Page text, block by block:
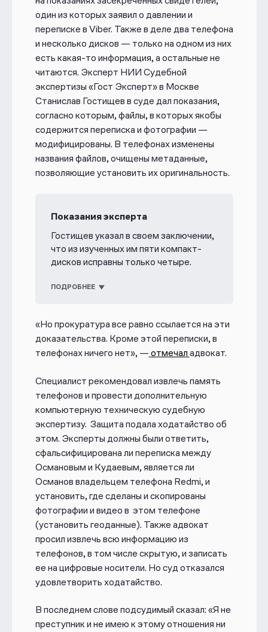
один из которых заявил о давлении и
переписке в Viber. Также в деле два телефона
и несколько дисков — только на одном из них
есть какая-то информация, а остальные не
читаются. Эксперт НИИ Судебной
экспертизы «Гост Эксперт»в Москве
Станислав Гостищев в суде дал показания,
согласно которым, файлы, в которых якобы
содержится переписка и фотографии —
модифицированы. В телефонах изменены
названия файлов, очищены метаданные,
позволяющие установить их оригинальность.
Показания эксперта
Гостищев указал в своем заключении,
что из изученных им пяти компакт-
дисков исправны только четыре.
нельзя использовать — у файлов
отсутствуют контрольные суммы
MD5, позволяющие установить их
подлинность; отсутствует протокол
фотофиксацией алгоритма изъятия
содержимого телефона; невозможно
установить даты диалогов в Viber без
полного извлечения «дампа памяти»
телефона. Специалист
рекомендовал извлечь память
телефонов и расшифровать в
экспертной организации с
использованием программно–
аппаратного комплекса РС3000
Mobil, но этого не сделали.
ПОДРОБНЕЕ
«Но прокуратура все равно ссылается на эти
доказательства. Кроме этой переписки, в
телефонах ничего нет», — отмечал адвокат.
Специалист рекомендовал извлечь память
телефонов и провести дополнительную
компьютерную техническую судебную
экспертизу. Защита подала ходатайство об
этом. Эксперты должны были ответить,
сфальсифицирована ли переписка между
Османовым и Кудаевым, является ли
Османов владельцем телефона Redmi, и
установить, где сделаны и скопированы
фотографии и видео в этом телефоне
(установить геоданные). Также адвокат
просил извлечь всю информацию из
телефонов, в том числе скрытую, и записать
ее на цифровые носители. Но суд отказался
удовлетворить ходатайство.
В последнем слове подсудимый сказал: «Я не
преступник и не имею к этому отношения ни